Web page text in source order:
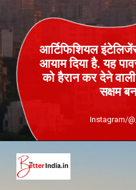
आर्टिफिशियल
आयाम दिया है. यह
को हैरान कर देने
सक्षम
Instagram/